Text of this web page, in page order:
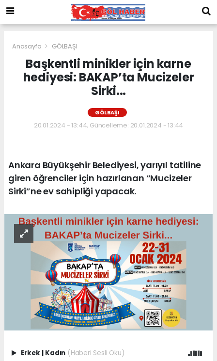
Anasayfa GÖLBAŞI
Başkentli minikler için karne
hediyesi: BAKAP’ta Mucizeler
Sirki...
GÖLBAŞI
20.01.2024 - 13:44, Güncelleme: 20.01.2024 - 13:44
Ankara Büyükşehir Belediyesi, yarıyıl tatiline
giren öğrenciler için hazırlanan “Mucizeler
Sirki”ne ev sahipliği yapacak.
Erkek | Kadın (Haberi Sesli Oku)